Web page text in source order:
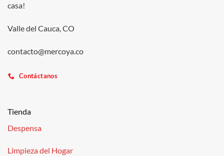
casa!
Valle del Cauca, CO
contacto@mercoya.co
Contáctanos
Tienda
Despensa
Limpieza del Hogar